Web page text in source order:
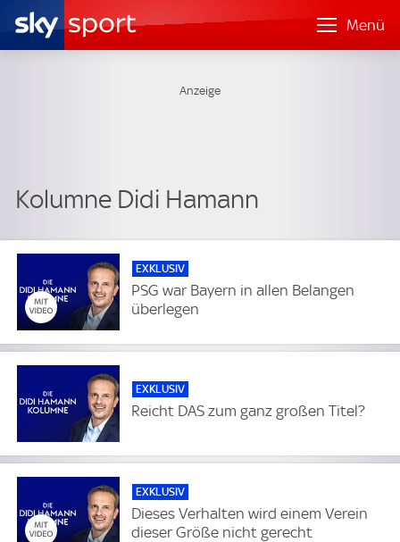
Menü
Kolumne Didi Hamann
EXKLUSIV
PSG war Bayern in allen Belangen
überlegen
EXKLUSIV
Reicht DAS zum ganz großen Titel?
EXKLUSIV
Dieses Verhalten wird einem Verein
dieser Größe nicht gerecht